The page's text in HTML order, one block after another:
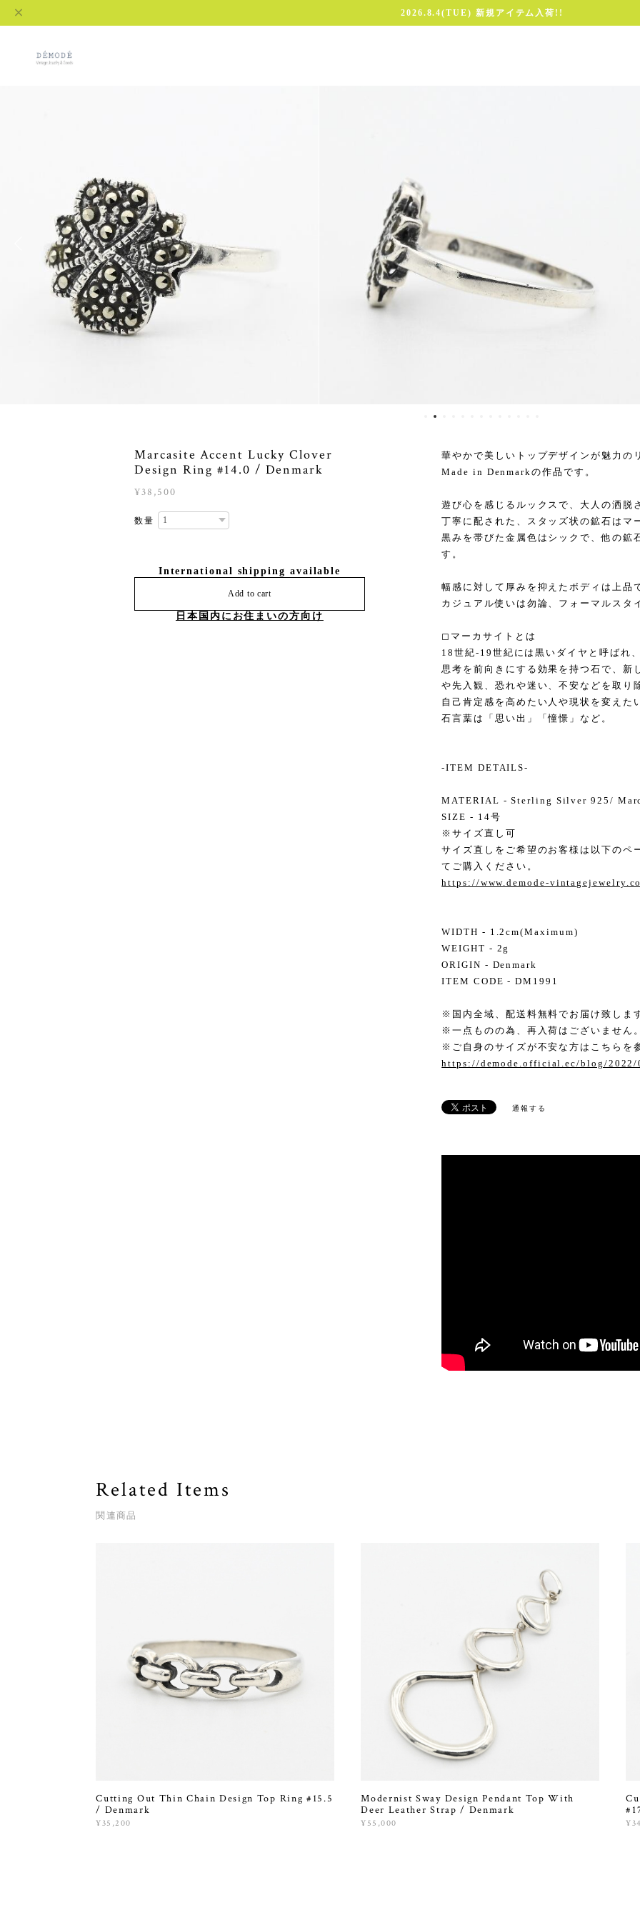
2026.8.4(TUE) 新規アイテム入荷!!
Marcasite Accent Lucky Clover
Design Ring #14.0 / Denmark
¥38,500
数量
International shipping available
Add to cart
日本国内にお住まいの方向け
華やかで美しいトップデザインが魅力の
Made in Denmarkの作品です。
遊び心を感じるルックスで、大人の洒脱
丁寧に配された、スタッズ状の鉱石はマ
黒みを帯びた金属色はシックで、他の鉱
す。
幅感に対して厚みを抑えたボディは上品
カジュアル使いは勿論、フォーマルスタ
◻︎マーカサイトとは
18世紀-19世紀には黒いダイヤと呼ばれ
思考を前向きにする効果を持つ石で、新
や先入観、恐れや迷い、不安などを取り
自己肯定感を高めたい人や現状を変えた
石言葉は「思い出」「憧憬」など。
-ITEM DETAILS-
MATERIAL - Sterling Silver 925/
SIZE - 14号
※サイズ直し可
サイズ直しをご希望のお客様は以下のペ
てご購入ください。
https://www.demode-
WIDTH - 1.2cm(Maximum)
WEIGHT - 2g
ORIGIN - Denmark
ITEM CODE - DM1991
※国内全域、配送料無料でお届け致しま
※一点ものの為、再入荷はございません。
※ご自身のサイズが不安な方はこちらを
https://demode.official.ec/blog/2022/
通報する
Related Items
関連商品
Cutting Out Thin Chain Design Top Ring #15.5
/ Denmark
¥35,200
Modernist Sway Design Pendant Top With
Deer Leather Strap / Denmark
¥55,000